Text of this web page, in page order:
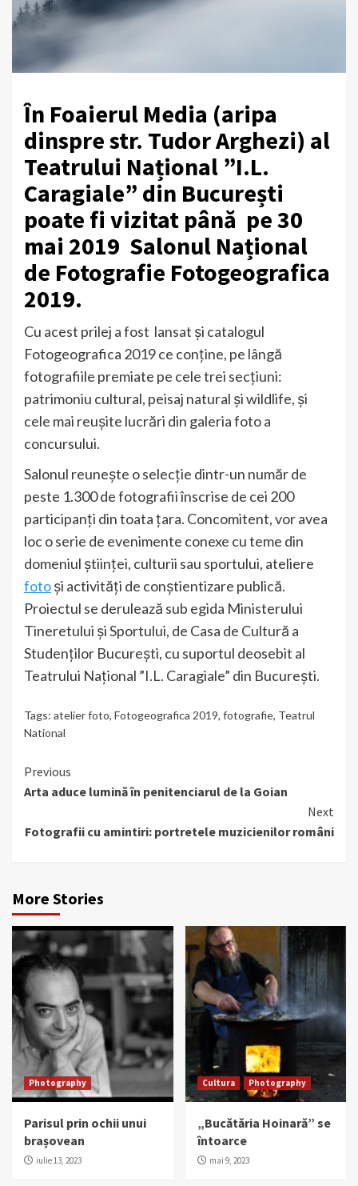
În Foaierul Media (aripa
dinspre str. Tudor Arghezi) al
Teatrului Național ”I.L.
Caragiale” din București
poate fi vizitat până pe 30
mai 2019 Salonul Național
de Fotografie Fotogeografica
2019.
Cu acest prilej a fost lansat şi catalogul
Fotogeografica 2019 ce conţine, pe lângă
fotografiile premiate pe cele trei secţiuni:
patrimoniu cultural, peisaj natural și wildlife, şi
cele mai reuşite lucrări din galeria foto a
concursului.
Salonul reuneşte o selecție dintr-un număr de
peste 1.300 de fotografii înscrise de cei 200
participanţi din toata ţara. Concomitent, vor avea
loc o serie de evenimente conexe cu teme din
domeniul ştiinţei, culturii sau sportului, ateliere
fotoși activități de conștientizare publică.
Proiectul se derulează sub egida Ministerului
Tineretului şi Sportului, de Casa de Cultură a
Studenţilor Bucureşti, cu suportul deosebit al
Teatrului Național ”I.L. Caragiale” din București.
Tags: atelier foto, Fotogeografica 2019, fotografie, Teatrul
National
Continue
Reading
Previous
Arta aduce lumină în penitenciarul de la Goian
Next
Fotografii cu amintiri: portretele muzicienilor români
More Stories
Photography
Parisul prin ochii unui
brașovean
iulie 13, 2023
Cultura Photography
„Bucătăria Hoinară” se
întoarce
mai 9, 2023